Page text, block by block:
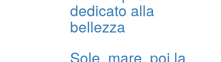
dedicato alla
bellezza
Sole, mare, poi la